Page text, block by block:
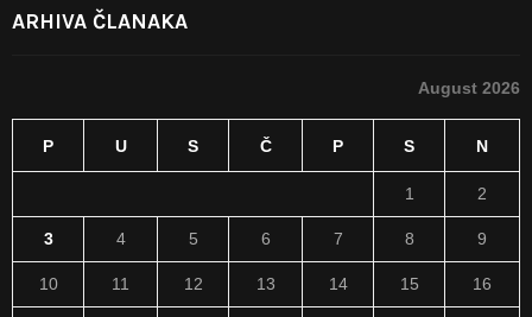
ARHIVA ČLANAKA
August 2026
P U S Č P S N
1 2
3 4 5 6 7 8 9
10 11 12 13 14 15 16